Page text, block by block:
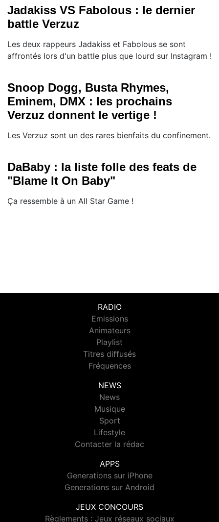
Jadakiss VS Fabolous : le dernier
battle Verzuz
Les deux rappeurs Jadakiss et Fabolous se sont
affrontés lors d'un battle plus que lourd sur Instagram !
Snoop Dogg, Busta Rhymes,
Eminem, DMX : les prochains
Verzuz donnent le vertige !
Les Verzuz sont un des rares bienfaits du confinement.
DaBaby : la liste folle des feats de
"Blame It On Baby"
Ça ressemble à un All Star Game !
RADIO
Emissions
Animateurs
Playlist
Titres diffusés
Fréquences
NEWS
News
Musique
Sport
Lifestyle
Contacter la rédac
APPS
Generations sur iPhone
Generations sur Android
JEUX CONCOURS
Règlements : Jeux réseaux sociaux